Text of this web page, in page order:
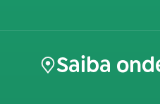
Saiba